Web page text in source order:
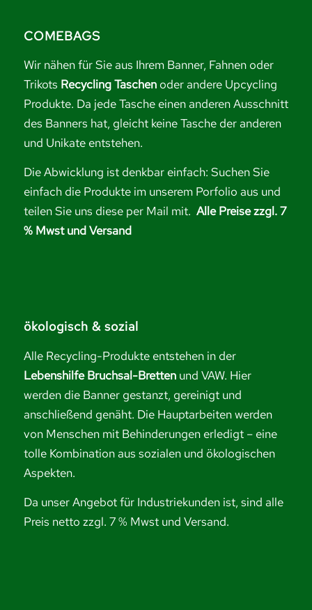
COMEBAGS
Wir nähen für Sie aus Ihrem Banner, Fahnen oder
Trikots Recycling Taschenoder andere Upcycling
Produkte. Da jede Tasche einen anderen Ausschnitt
des Banners hat, gleicht keine Tasche der anderen
und Unikate entstehen.
Die Abwicklung ist denkbar einfach: Suchen Sie
einfach die Produkte im unserem Porfolio aus und
teilen Sie uns diese per Mail mit. Alle Preise zzgl. 7
% Mwst und Versand
ökologisch & sozial
Alle Recycling-Produkte entstehen in der
Lebenshilfe Bruchsal-Bretten und VAW. Hier
werden die Banner gestanzt, gereinigt und
anschließend genäht. Die Hauptarbeiten werden
von Menschen mit Behinderungen erledigt – eine
tolle Kombination aus sozialen und ökologischen
Aspekten.
Da unser Angebot für Industriekunden ist, sind alle
Preis netto zzgl. 7 % Mwst und Versand.